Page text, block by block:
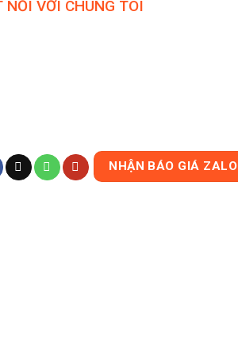
NỐI VỚI CHÚNG TÔI
NHẬN BÁO GIÁ ZALO